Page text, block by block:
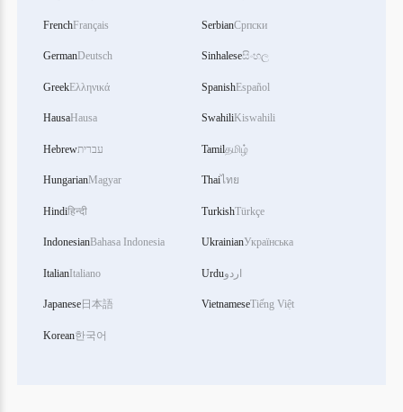
FrenchFrançais
GermanDeutsch
GreekΕλληνικά
HausaHausa
Hebrewעברית
HungarianMagyar
Hindiहिन्दी
IndonesianBahasa Indonesia
ItalianItaliano
Japanese日本語
Korean한국어
SerbianСрпски
Sinhaleseසිංහල
SpanishEspañol
SwahiliKiswahili
Tamilதமிழ்
Thaiไทย
TurkishTürkçe
UkrainianУкраїнська
Urduاردو
VietnameseTiếng Việt